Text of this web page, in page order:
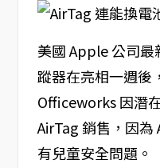
美國 Apple 公司
蹤器在亮相一週後
Officeworks 因潛
AirTag 銷售，因為
有兒童安全問題。